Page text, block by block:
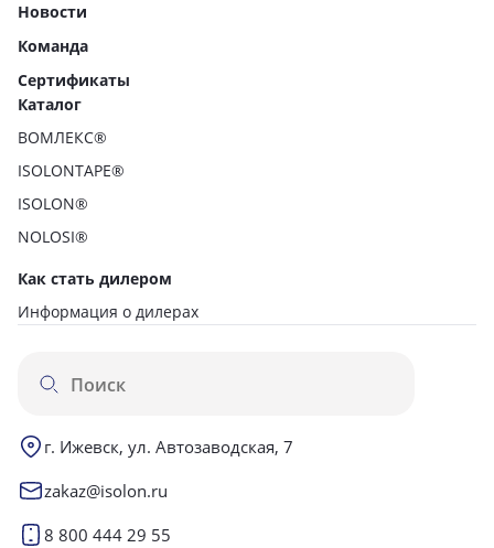
г. Ижевск, ул. Автозаводская, 7
zakaz@isolon.ru
8 800 444 29 55
Новости
Команда
Сертификаты
Каталог
ВОМЛЕКС®
ISOLONTAPE®
ISOLON®
NOLOSI®
Как стать дилером
Информация о дилерах